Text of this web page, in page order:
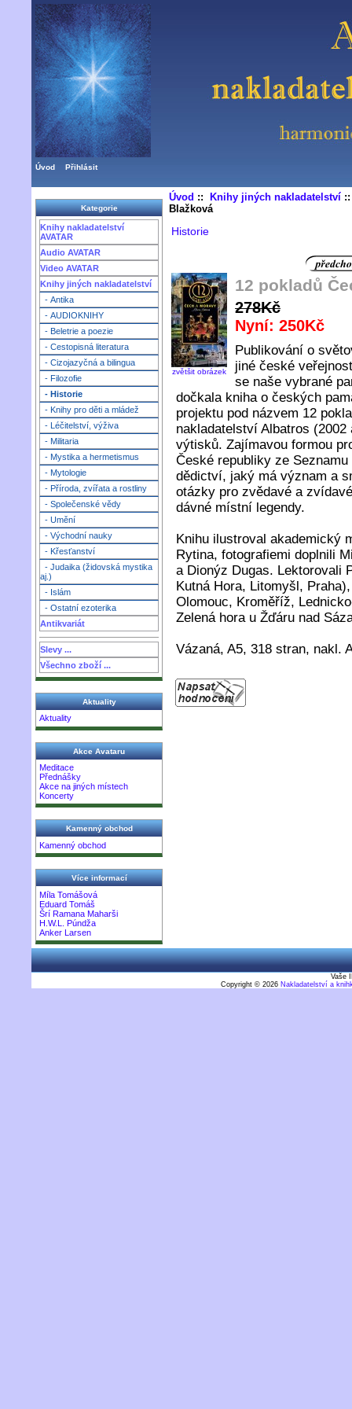
Úvod Přihlásit
Kategorie
Knihy nakladatelství
AVATAR
Audio AVATAR
Video AVATAR
Knihy jiných nakladatelství
- Antika
- AUDIOKNIHY
- Beletrie a poezie
- Cestopisná literatura
- Cizojazyčná a bilingua
- Filozofie
- Historie
- Knihy pro děti a mládež
- Léčitelství, výživa
- Militaria
- Mystika a hermetismus
- Mytologie
- Příroda, zvířata a rostliny
- Společenské vědy
- Umění
- Východní nauky
- Křesťanství
- Judaika (židovská mystika
aj.)
- Islám
- Ostatní ezoterika
Antikvariát
Slevy ...
Všechno zboží ...
Aktuality
Aktuality
Akce Avataru
Meditace
Přednášky
Akce na jiných místech
Koncerty
Kamenný obchod
Kamenný obchod
Více informací
Míla Tomášová
Eduard Tomáš
Šrí Ramana Maharši
H.W.L. Púndža
Anker Larsen
Úvod :: Knihy jiných nakladatelství
Blažková
Historie
zvětšit obrázek
12 pokladů
278Kč
Nyní: 250Kč
Publikování o
jiné české
se naše vybrané
dočkala kniha o českých
projektu pod názvem 12
nakladatelství Albatros
výtisků. Zajímavou formou
České republiky ze
dědictví, jaký má význam a
otázky pro zvědavé a
dávné místní legendy.
Knihu ilustroval akademický
Rytina, fotografiemi doplnili
a Dionýz Dugas. Lektorovali
Kutná Hora, Litomyšl,
Olomouc, Kroměříž,
Zelená hora u Žďáru nad
Vázaná, A5, 318 stran, nakl.
Vaše
Copyright © 2026 Nakladatelství a